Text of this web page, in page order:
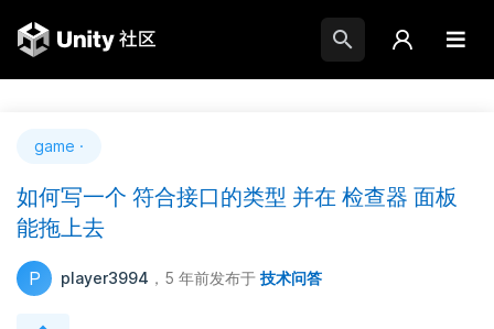
game ·
如何写一个 符合接口的类型 并在 检查器 面板
能拖上去
P player3994 ，5 年前发布于 技术问答